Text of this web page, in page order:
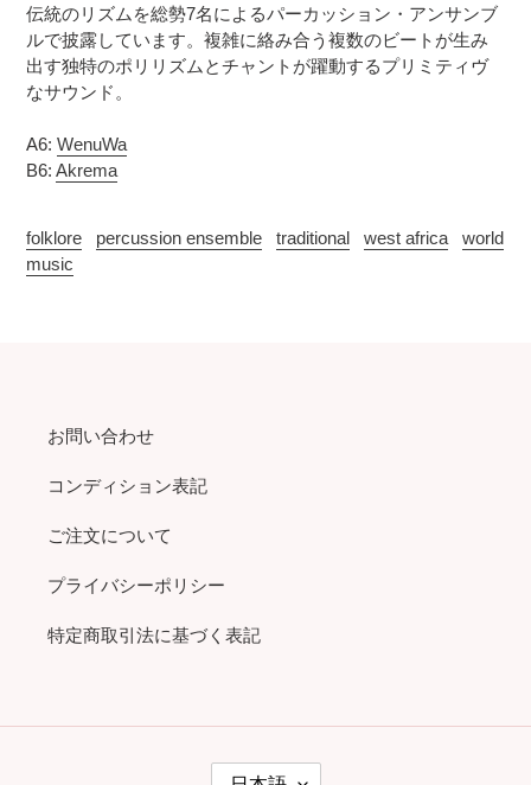
表
記
に
つ
て
伝統のリズムを総勢7名によるパーカッション・アンサンブ
ルで披露しています。複雑に絡み合う複数のビートが生み
出す独特のポリリズムとチャントが躍動するプリミティヴ
なサウンド。
A6: WenuWa
B6: Akrema
folklore percussion ensemble traditional west africa
world
music
お問い合わせ
コンディション表記
ご注文について
プライバシーポリシー
特定商取引法に基づく表記